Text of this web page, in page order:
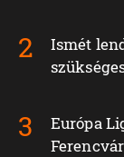
Ismét
Európa